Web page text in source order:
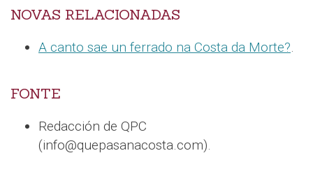
NOVAS RELACIONADAS
A canto sae un ferrado na Costa da Morte?.
FONTE
Redacción de QPC
(info@quepasanacosta.com).